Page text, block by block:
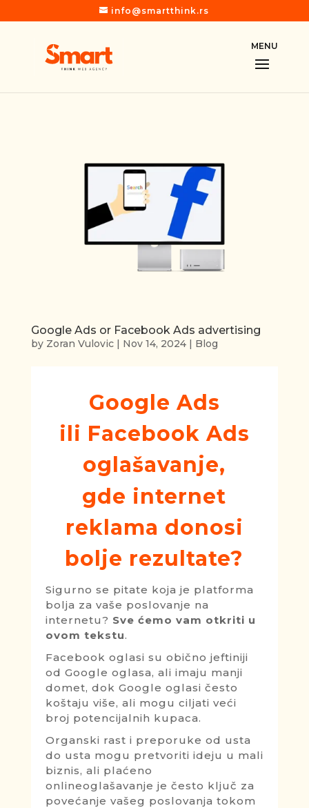
info@smartthink.rs
Google Ads or Facebook Ads advertising
by Zoran Vulovic| Nov 14, 2024| Blog
Google Ads
ili Facebook Ads
oglašavanje,
gde internet
reklama donosi
bolje rezultate?
Sigurno se pitate koja je platforma
bolja za vaše poslovanje na
internetu? Sve ćemo vam otkriti u
ovom tekstu.
Facebook oglasi su obično jeftiniji
od Google oglasa, ali imaju manji
domet, dok Google oglasi često
koštaju više, ali mogu ciljati veći
broj potencijalnih kupaca.
Organski rast i preporuke od usta
do usta mogu pretvoriti ideju u mali
biznis, ali plaćeno
onlineoglašavanje je često ključ za
povećanje vašeg poslovanja tokom